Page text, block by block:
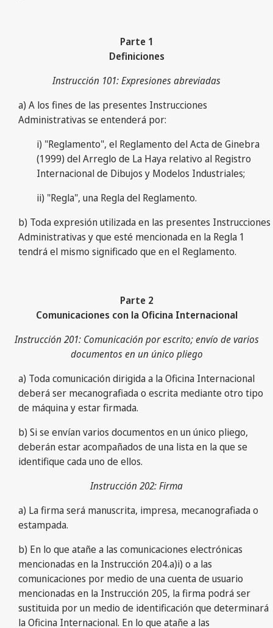
Parte 1
Definiciones
Instrucción 101: Expresiones abreviadas
a) A los fines de las presentes Instrucciones
Administrativas se entenderá por:
i) "Reglamento", el Reglamento del Acta de Ginebra
(1999) del Arreglo de La Haya relativo al Registro
Internacional de Dibujos y Modelos Industriales;
ii) "Regla", una Regla del Reglamento.
b) Toda expresión utilizada en las presentes Instrucciones
Administrativas y que esté mencionada en la Regla 1
tendrá el mismo significado que en el Reglamento.
Parte 2
Comunicaciones con la Oficina Internacional
Instrucción 201: Comunicación por escrito; envío de varios
documentos en un único pliego
a) Toda comunicación dirigida a la Oficina Internacional
deberá ser mecanografiada o escrita mediante otro tipo
de máquina y estar firmada.
b) Si se envían varios documentos en un único pliego,
deberán estar acompañados de una lista en la que se
identifique cada uno de ellos.
Instrucción 202: Firma
a) La firma será manuscrita, impresa, mecanografiada o
estampada.
b) En lo que atañe a las comunicaciones electrónicas
mencionadas en la Instrucción 204.a)i) o a las
comunicaciones por medio de una cuenta de usuario
mencionadas en la Instrucción 205, la firma podrá ser
sustituida por un medio de identificación que determinará
la Oficina Internacional. En lo que atañe a las